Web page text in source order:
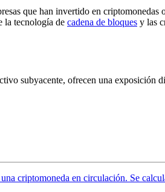
que han invertido en
la tecnología de cadena de bloques y las
subyacente, ofrecen una
criptomoneda en circulación. Se